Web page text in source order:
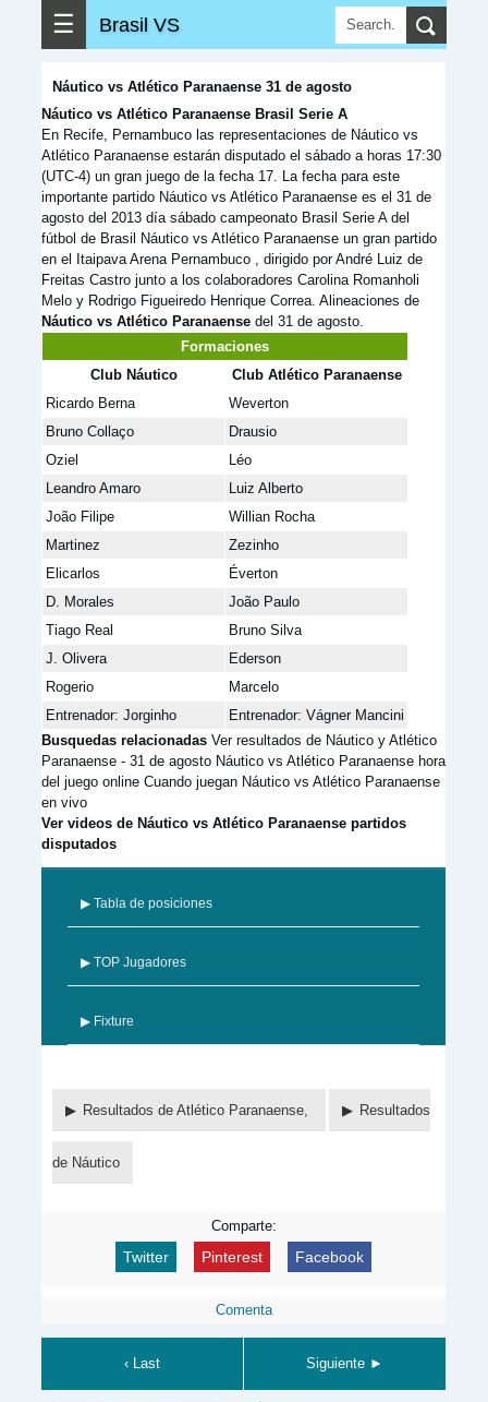
☰ Brasil VS
Náutico vs Atlético Paranaense 31 de agosto
Náutico vs Atlético Paranaense Brasil Serie A
En Recife, Pernambuco las representaciones de Náutico vs
Atlético Paranaense estarán disputado el sábado a horas 17:30
(UTC-4) un gran juego de la fecha 17. La fecha para este
importante partido Náutico vs Atlético Paranaense es el 31 de
agosto del 2013 día sábado campeonato Brasil Serie A del
fútbol de Brasil Náutico vs Atlético Paranaense un gran partido
en el Itaipava Arena Pernambuco , dirigido por André Luiz de
Freitas Castro junto a los colaboradores Carolina Romanholi
Melo y Rodrigo Figueiredo Henrique Correa. Alineaciones de
Náutico vs Atlético Paranaense del 31 de agosto.
Formaciones
Club Náutico
Club Atlético Paranaense
Ricardo Berna
Weverton
Bruno Collaço
Drausio
Oziel
Léo
Leandro Amaro
Luiz Alberto
João Filipe
Willian Rocha
Martinez
Zezinho
Elicarlos
Éverton
D. Morales
João Paulo
Tiago Real
Bruno Silva
J. Olivera
Ederson
Rogerio
Marcelo
Entrenador: Jorginho
Entrenador: Vágner Mancini
Busquedas relacionadas Ver resultados de Náutico y Atlético
Paranaense - 31 de agosto Náutico vs Atlético Paranaense hora
del juego online Cuando juegan Náutico vs Atlético Paranaense
en vivo
Ver videos de Náutico vs Atlético Paranaense partidos
disputados
▶ Tabla de posiciones
▶ TOP Jugadores
▶ Fixture
Resultados de Atlético Paranaense, Resultados
de Náutico
Comparte:
Twitter Pinterest Facebook
Comenta
‹ Last Siguiente ►